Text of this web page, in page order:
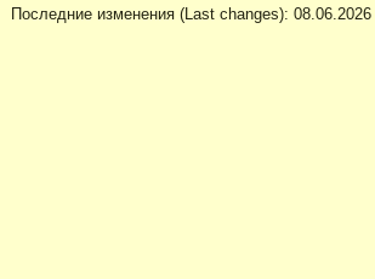
Последние изменения (Last changes): 08.06.2026